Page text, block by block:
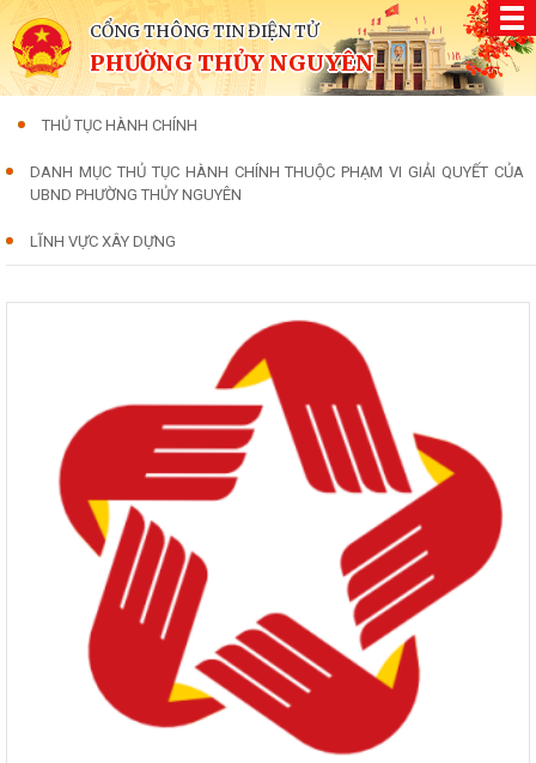
CỔNG THÔNG TIN ĐIỆN TỬ
PHƯỜNG THỦY NGUYÊN
THỦ TỤC HÀNH CHÍNH
DANH MỤC THỦ TỤC HÀNH CHÍNH THUỘC PHẠM VI GIẢI QUYẾT CỦA
UBND PHƯỜNG THỦY NGUYÊN
LĨNH VỰC XÂY DỰNG